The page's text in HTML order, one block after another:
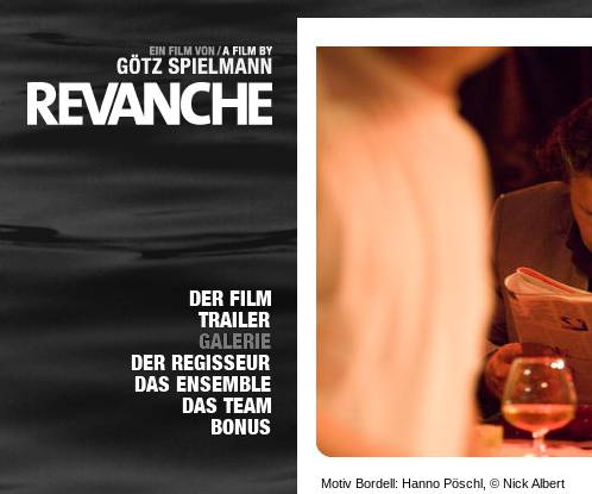
Motiv Bordell: Hanno Pöschl, © Nick Albert